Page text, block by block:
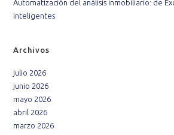
Automatización del análisis inmobiliario: de
inteligentes
Archivos
julio 2026
junio 2026
mayo 2026
abril 2026
marzo 2026